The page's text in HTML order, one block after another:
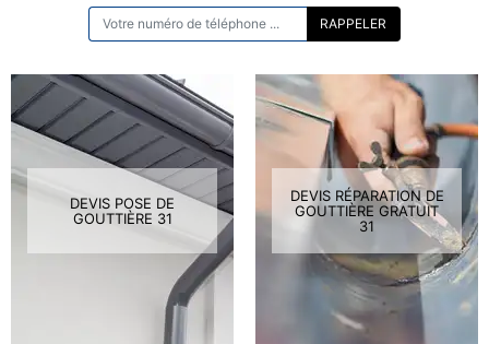
DEVIS POSE DE
GOUTTIÈRE 31
DEVIS RÉPARATION DE
GOUTTIÈRE GRATUIT
31